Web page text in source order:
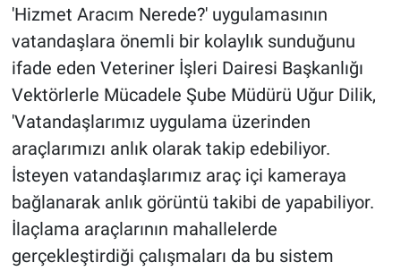
'Hizmet Aracım Nerede?' uygulamasının
vatandaşlara önemli bir kolaylık sunduğunu
ifade eden Veteriner İşleri Dairesi Başkanlığı
Vektörlerle Mücadele Şube Müdürü Uğur Dilik,
'Vatandaşlarımız uygulama üzerinden
araçlarımızı anlık olarak takip edebiliyor.
İsteyen vatandaşlarımız araç içi kameraya
bağlanarak anlık görüntü takibi de yapabiliyor.
İlaçlama araçlarının mahallelerde
gerçekleştirdiği çalışmaları da bu sistem